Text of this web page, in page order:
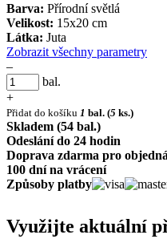
Barva: Přírodní světlá
Velikost: 15x20 cm
Látka: Juta
Zobrazit všechny parametry
–
bal.
+
Přidat do košíku 1 bal. (5 ks.)
Skladem (54 bal.)
Odeslání do 24 hodin
Doprava zdarma pro
100 dní na vrácení
Způsoby platby
Využijte aktuální